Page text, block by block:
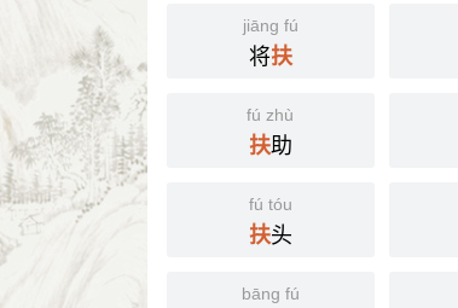
jiāng fú
将扶
fú zhù
扶助
fú tóu
扶头
bāng fú